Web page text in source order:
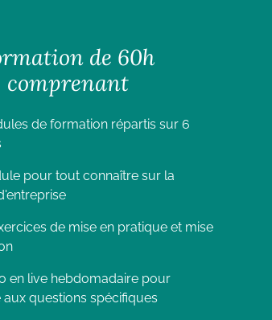
de 60h
comprenant
de formation répartis sur 6
pour tout connaître sur la
de mise en pratique et mise
en live hebdomadaire pour
questions spécifiques